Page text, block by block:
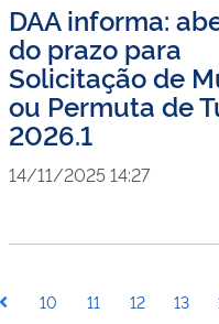
DAA informa:
do prazo para
Solicitação de
ou Permuta de
2026.1
14/11/2025 14:27
10 11 12 13